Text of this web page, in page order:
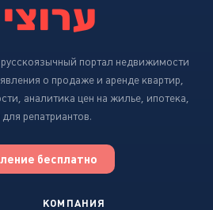
портал недвижимости
о продаже и аренде квартир,
аналитика цен на жилье, ипотека,
репатриантов.
бесплатно
КОМПАНИЯ